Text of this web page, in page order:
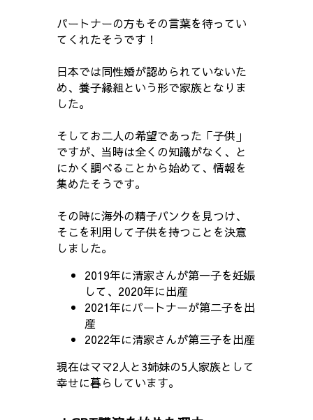
パートナーの方もその言葉を待ってい
てくれたそうです！
日本では同性婚が認められていないた
め、養子縁組という形で家族となりま
した。
そしてお二人の希望であった「子供」
ですが、当時は全くの知識がなく、と
にかく調べることから始めて、情報を
集めたそうです。
その時に海外の精子バンクを見つけ、
そこを利用して子供を持つことを決意
しました。
2019年に清家さんが第一子を妊娠
して、2020年に出産
2021年にパートナーが第二子を出
産
2022年に清家さんが第三子を出産
現在はママ2人と3姉妹の5人家族として
幸せに暮らしています。